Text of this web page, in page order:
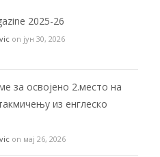
2025-26
on јун 30, 2026
за освојено 2.место на
из енглеско
on мај 26, 2026